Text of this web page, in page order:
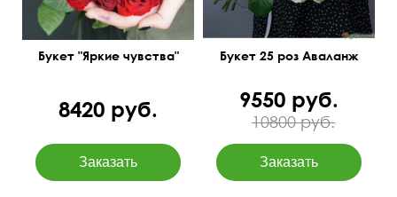
Букет "Яркие чувства"
8420 руб.
Букет 25 роз Аваланж
9550 руб.
10800 руб.